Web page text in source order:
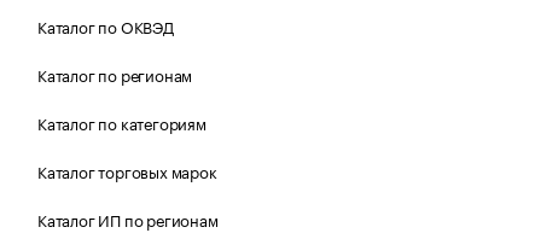
Каталог по ОКВЭД
Каталог по регионам
Каталог по категориям
Каталог торговых марок
Каталог ИП по регионам